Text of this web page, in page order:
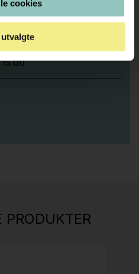
cookies
15 00
PRODUKTER
H05 5600 Swingback-armlene Mørk